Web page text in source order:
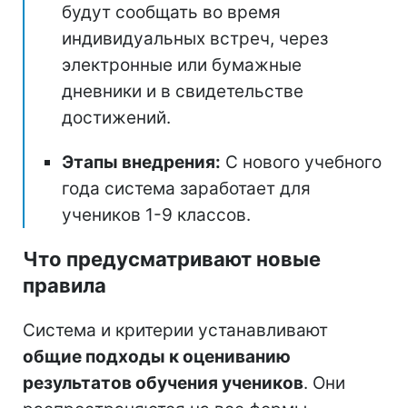
будут сообщать во время
индивидуальных встреч, через
электронные или бумажные
дневники и в свидетельстве
достижений.
Этапы внедрения: С нового учебного
года система заработает для
учеников 1-9 классов.
Что предусматривают новые
правила
Система и критерии устанавливают
общие подходы к оцениванию
результатов обучения учеников. Они